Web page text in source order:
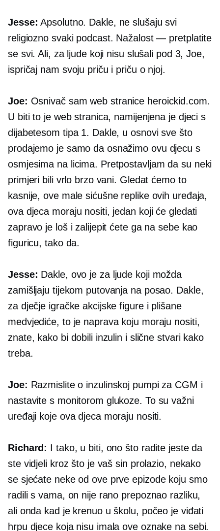
Jesse: Apsolutno. Dakle, ne slušaju svi
religiozno svaki podcast. Nažalost — pretplatite
se svi. Ali, za ljude koji nisu slušali pod 3, Joe,
ispričaj nam svoju priču i priču o njoj.
Joe: Osnivač sam web stranice heroickid.com.
U biti to je web stranica, namijenjena je djeci s
dijabetesom tipa 1. Dakle, u osnovi sve što
prodajemo je samo da osnažimo ovu djecu s
osmjesima na licima. Pretpostavljam da su neki
primjeri bili vrlo brzo vani. Gledat ćemo to
kasnije, ove male sićušne replike ovih uređaja,
ova djeca moraju nositi, jedan koji će gledati
zapravo je loš i zalijepit ćete ga na sebe kao
figuricu, tako da.
Jesse: Dakle, ovo je za ljude koji možda
zamišljaju tijekom putovanja na posao. Dakle,
za dječje igračke akcijske figure i plišane
medvjediće, to je naprava koju moraju nositi,
znate, kako bi dobili inzulin i slične stvari kako
treba.
Joe: Razmislite o inzulinskoj pumpi za CGM i
nastavite s monitorom glukoze. To su važni
uređaji koje ova djeca moraju nositi.
Richard: I tako, u biti, ono što radite jeste da
ste vidjeli kroz što je vaš sin prolazio, nekako
se sjećate neke od ove prve epizode koju smo
radili s vama, on nije rano prepoznao razliku,
ali onda kad je krenuo u školu, počeo je viđati
hrpu djece koja nisu imala ove oznake na sebi.